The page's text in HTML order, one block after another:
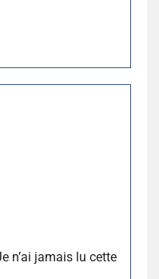
n’ai jamais lu cette